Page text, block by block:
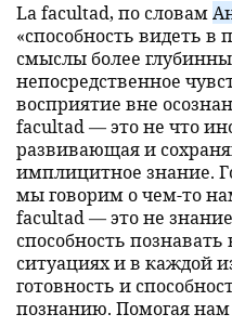
La facultad, по словам
«способность видеть
смыслы более
непосредственное
восприятие вне
facultad — это не что
развивающая и
имплицитное знание.
мы говорим о чем-то
facultad — это не
способность
ситуациях и в каждой
готовность и
познанию. Помогая